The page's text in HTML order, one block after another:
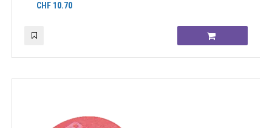
CHF 10.70